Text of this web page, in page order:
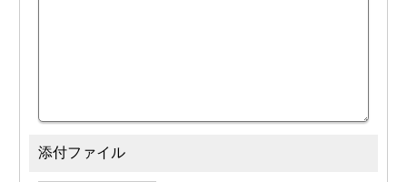
添付ファイル